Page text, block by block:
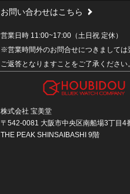
お問い合わせはこちら
営業日時 11:00~17:00（土日祝 定休）
※営業時間外のお問合せにつきましては
ご返答となりますことをご了承ください。
株式会社 宝美堂
〒542-0081 大阪市中央区南船場3丁目4
THE PEAK SHINSAIBASHI 9階